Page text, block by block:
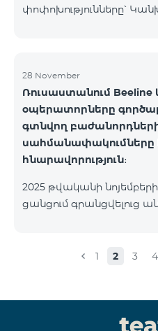
փոփոխությունները՝
սակագնային փաթեթին,
կստանան
րոպե դեպի ՀՀ բոլոր
Beeline և Tele2 ցանցեր,
ռոումինգում, 60 TV ալիք։
սակագնային փաթեթի
սակագնային փաթեթը
28 November
Ռուսաստանում Beeline
օպերատորները
գտնվող
սահմանափակումները
հնարավորություն։
2025 թվականի
ցանցում գրանցվելուց
էջին։ Ստուգումը
կերպով։ Խնդրում ենք
Captcha հղումն
1 2 3 4